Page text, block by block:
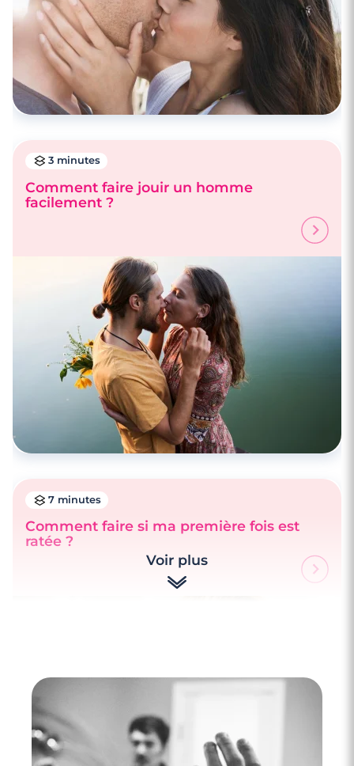
3 minutes
Comment faire jouir un homme
facilement ?
7 minutes
Comment faire si ma première fois est
ratée ?
Voir plus